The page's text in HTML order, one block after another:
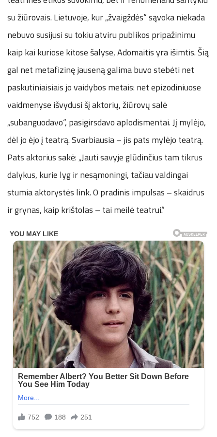
su žiūrovais. Lietuvoje, kur „žvaigždės“ sąvoka niekada
nebuvo susijusi su tokiu atviru publikos pripažinimu
kaip kai kuriose kitose šalyse, Adomaitis yra išimtis. Šią
gal net metafizinę jauseną galima buvo stebėti net
paskutiniaisiais jo vaidybos metais: net epizodiniuose
vaidmenyse išvydusi šį aktorių, žiūrovų salė
„subanguodavo“, pasigirsdavo aplodismentai. Jį mylėjo,
dėl jo ėjo į teatrą. Svarbiausia – jis pats mylėjo teatrą.
Pats aktorius sakė: „Jauti savyje glūdinčius tam tikrus
dalykus, kurie lyg ir nesąmoningi, tačiau valdingai
stumia aktorystės link. O pradinis impulsas – skaidrus
ir grynas, kaip krištolas – tai meilė teatrui.“